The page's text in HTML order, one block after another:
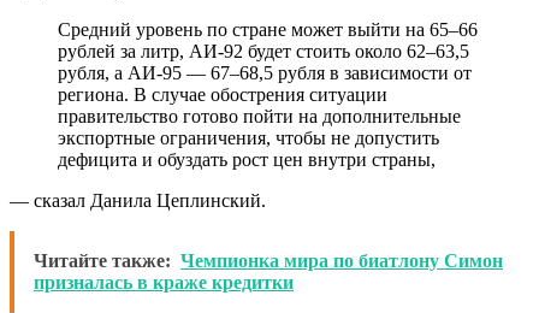
Средний уровень по стране может выйти на 65–66
рублей за литр, АИ-92 будет стоить около 62–63,5
рубля, а АИ-95 — 67–68,5 рубля в зависимости от
региона. В случае обострения ситуации
правительство готово пойти на дополнительные
экспортные ограничения, чтобы не допустить
дефицита и обуздать рост цен внутри страны,
— сказал Данила Цеплинский.
Читайте также: Чемпионка мира по биатлону Симон
призналась в краже кредитки